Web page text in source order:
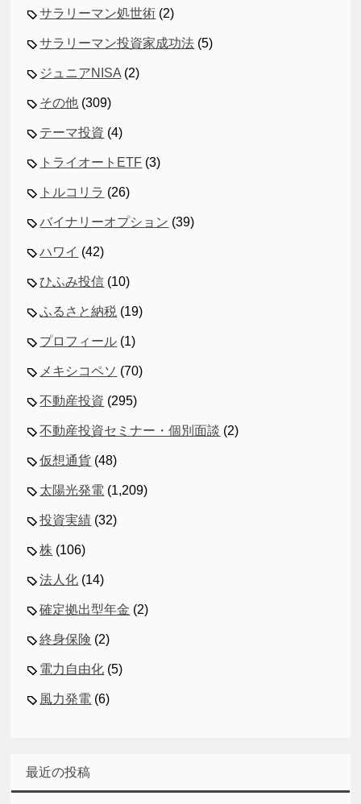
サラリーマン処世術 (2)
サラリーマン投資家成功法 (5)
ジュニアNISA (2)
その他 (309)
テーマ投資 (4)
トライオートETF (3)
トルコリラ (26)
バイナリーオプション (39)
ハワイ (42)
ひふみ投信 (10)
ふるさと納税 (19)
プロフィール (1)
メキシコペソ (70)
不動産投資 (295)
不動産投資セミナー・個別面談 (2)
仮想通貨 (48)
太陽光発電 (1,209)
投資実績 (32)
株 (106)
法人化 (14)
確定拠出型年金 (2)
終身保険 (2)
電力自由化 (5)
風力発電 (6)
最近の投稿